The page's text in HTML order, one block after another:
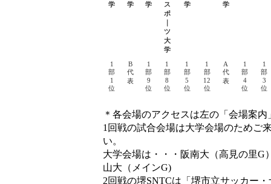
学
学
学
ス
ポ
｜
ツ
大
学
学
学
1
部
1
位
B
代
表
1
部
9
位
1
部
8
位
1
部
5
位
1
部
12
位
A
代
表
1
部
4
位
1
部
3
位
＊各会場のアクセスは左の「会場案
1回戦の試合会場は大学会場のためご
い。
大学会場は・・・阪南大（高見の里G
山大（メインG)
2回戦の堺SNTCは「堺市立サッカー